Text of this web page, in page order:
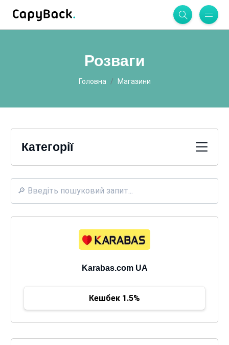
Розваги
Головна Магазини
Категорії
Karabas.com UA
Кешбек 1.5%